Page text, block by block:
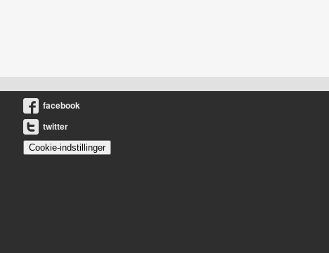
facebook
twitter
Cookie-indstillinger